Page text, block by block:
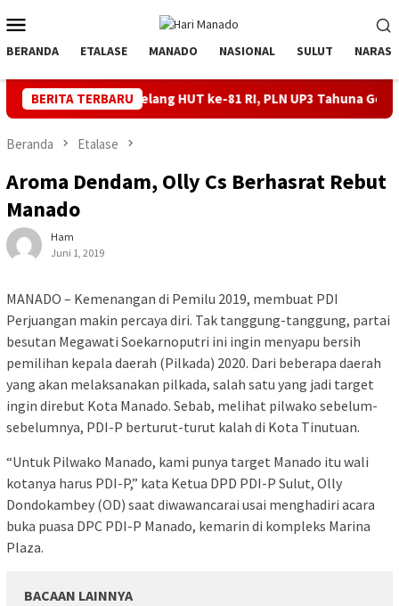
ke
kontenMobile
BERANDA ETALASE MANADO NASIONAL SULUT NARASI
BERITA TERBARU
HUT ke-81 RI, PLN UP3 Tahuna Gelar Apel dan Inspeksi
Beranda Etalase
Aroma Dendam, Olly Cs Berhasrat Rebut
Manado
Ham
Juni 1, 2019
MANADO – Kemenangan di Pemilu 2019, membuat PDI
Perjuangan makin percaya diri. Tak tanggung-tanggung, partai
besutan Megawati Soekarnoputri ini ingin menyapu bersih
pemilihan kepala daerah (Pilkada) 2020. Dari beberapa daerah
yang akan melaksanakan pilkada, salah satu yang jadi target
ingin direbut Kota Manado. Sebab, melihat pilwako sebelum-
sebelumnya, PDI-P berturut-turut kalah di Kota Tinutuan.
“Untuk Pilwako Manado, kami punya target Manado itu wali
kotanya harus PDI-P,” kata Ketua DPD PDI-P Sulut, Olly
Dondokambey (OD) saat diwawancarai usai menghadiri acara
buka puasa DPC PDI-P Manado, kemarin di kompleks Marina
Plaza.
BACAAN LAINNYA